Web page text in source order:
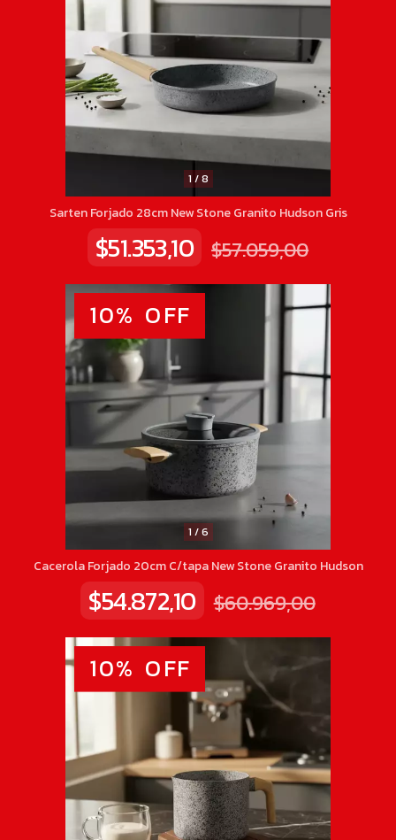
1 /8
Sarten Forjado 28cm New Stone Granito Hudson Gris
$51.353,10 $57.059,00
1 /6
10% OFF
Cacerola Forjado 20cm C/tapa New Stone Granito Hudson
$54.872,10 $60.969,00
10% OFF